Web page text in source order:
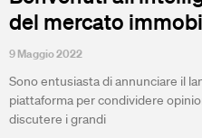
del mercato
9 Maggio 2022
Sono entusiasta di annunciare il
piattaforma per condividere
discutere i grandi